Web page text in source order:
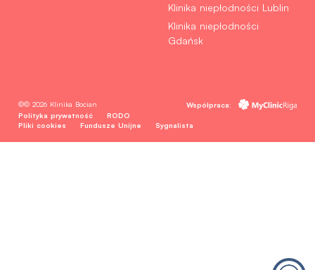
Klinika niepłodności Lublin
Klinika niepłodności
Gdańsk
©© 2026 Klinika Bocian
Współpraca:
Polityka prywatność
RODO
Pliki cookies
Fundusze Unijne Sygnalista